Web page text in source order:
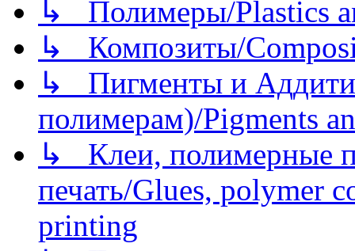
↳ Полимеры/Plastics
↳ Композиты/
↳ Пигменты и
полимерам)/Pigments
↳ Клеи, полимерные
печать/Glues, polymer
printing